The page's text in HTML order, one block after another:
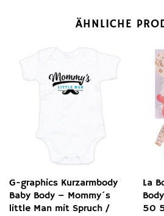
ÄHNLICHE
G-graphics Kurzarmbody
Baby Body – Mommy´s
little Man mit Spruch /
La
50